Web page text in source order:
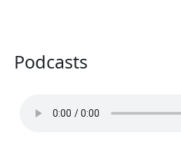
Podcasts